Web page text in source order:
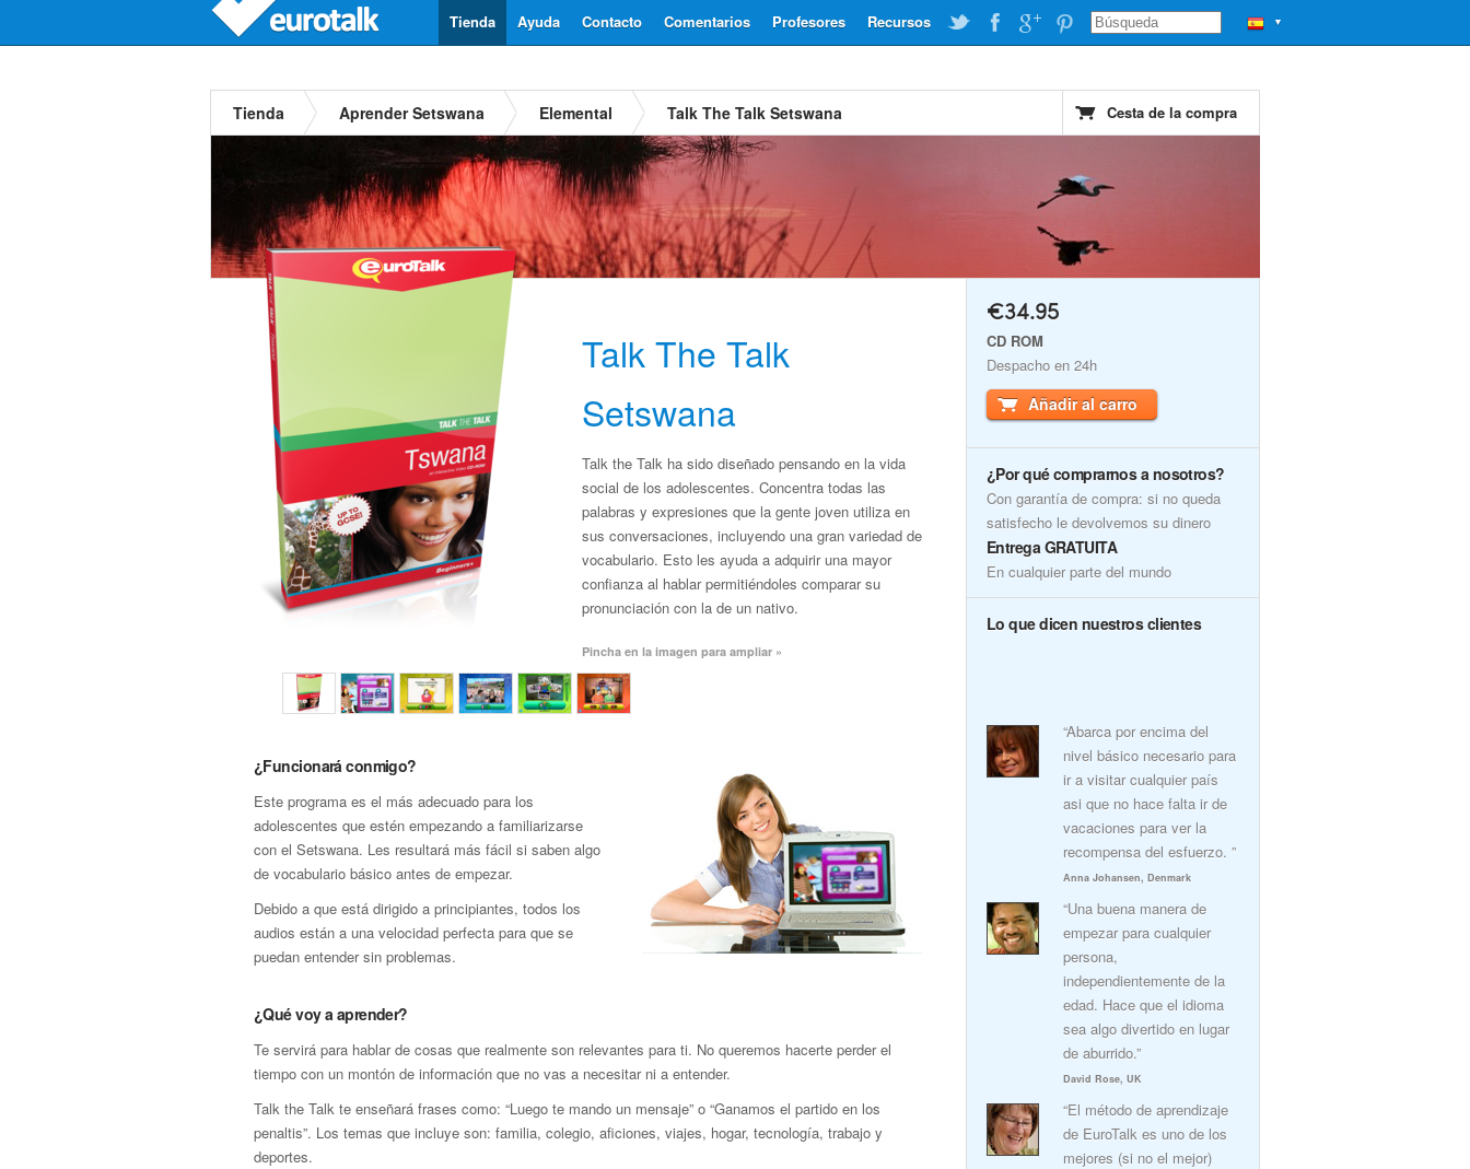
▼
Recursos
Profesores
Comentarios
Contacto
Ayuda
Tienda
Tienda Aprender Setswana Elemental Talk The Talk Setswana Cesta de la compra
Talk The Talk
Setswana
Talk the Talk ha sido diseñado pensando en la vida
social de los adolescentes. Concentra todas las
palabras y expresiones que la gente joven utiliza en
sus conversaciones, incluyendo una gran variedad de
vocabulario. Esto les ayuda a adquirir una mayor
confianza al hablar permitiéndoles comparar su
pronunciación con la de un nativo.
Pincha en la imagen para ampliar »
¿Funcionará conmigo?
Este programa es el más adecuado para los
adolescentes que estén empezando a familiarizarse
con el Setswana. Les resultará más fácil si saben algo
de vocabulario básico antes de empezar.
Debido a que está dirigido a principiantes, todos los
audios están a una velocidad perfecta para que se
puedan entender sin problemas.
¿Qué voy a aprender?
Te servirá para hablar de cosas que realmente son relevantes para ti. No queremos hacerte perder el
tiempo con un montón de información que no vas a necesitar ni a entender.
Talk the Talk te enseñará frases como: “Luego te mando un mensaje” o “Ganamos el partido en los
penaltis”. Los temas que incluye son: familia, colegio, aficiones, viajes, hogar, tecnología, trabajo y
deportes.
€34.95
CD ROM
Despacho en 24h
Añadir al carro
¿Por qué comprarnos a nosotros?
Con garantía de compra: si no queda
satisfecho le devolvemos su dinero
Entrega GRATUITA
En cualquier parte del mundo
Lo que dicen nuestros clientes
“Abarca por encima del
nivel básico necesario para
ir a visitar cualquier país
asi que no hace falta ir de
vacaciones para ver la
recompensa del esfuerzo. ”
Anna Johansen, Denmark
“Una buena manera de
empezar para cualquier
persona,
independientemente de la
edad. Hace que el idioma
sea algo divertido en lugar
de aburrido.”
David Rose, UK
“El método de aprendizaje
de EuroTalk es uno de los
mejores (si no el mejor)